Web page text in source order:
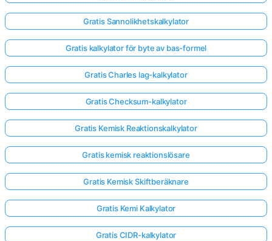
Gratis Sannolikhetskalkylator
Gratis kalkylator för byte av bas-formel
Gratis Charles lag-kalkylator
Gratis Checksum-kalkylator
Gratis Kemisk Reaktionskalkylator
Gratis kemisk reaktionslösare
Gratis Kemisk Skiftberäknare
Gratis Kemi Kalkylator
Gratis CIDR-kalkylator